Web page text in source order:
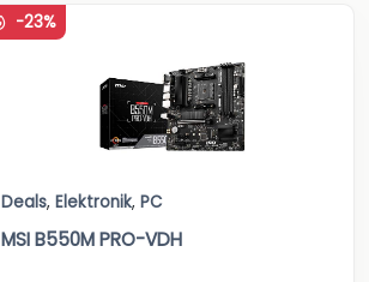
-23%
Deals, Elektronik, PC
MSI B550M PRO-VDH